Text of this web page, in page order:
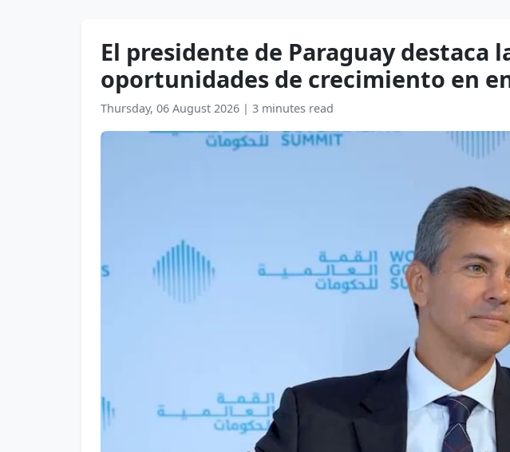
El presidente de Paraguay destaca
oportunidades de crecimiento en
Thursday, 06 August 2026 | 3 minutes read